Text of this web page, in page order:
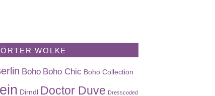
WOLKE
Boho Boho Chic Boho Collection
Dirndl Doctor Duve Dresscoded